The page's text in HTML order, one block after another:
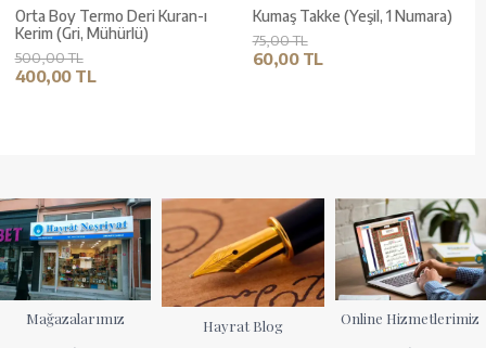
Orta Boy Termo Deri Kuran-ı
Kerim (Gri, Mühürlü)
500,00 TL
400,00 TL
Kumaş Takke (Yeşil, 1 Numara)
75,00 TL
60,00 TL
Mağazalarımız Hayrat Blog Online Hizmetlerimiz